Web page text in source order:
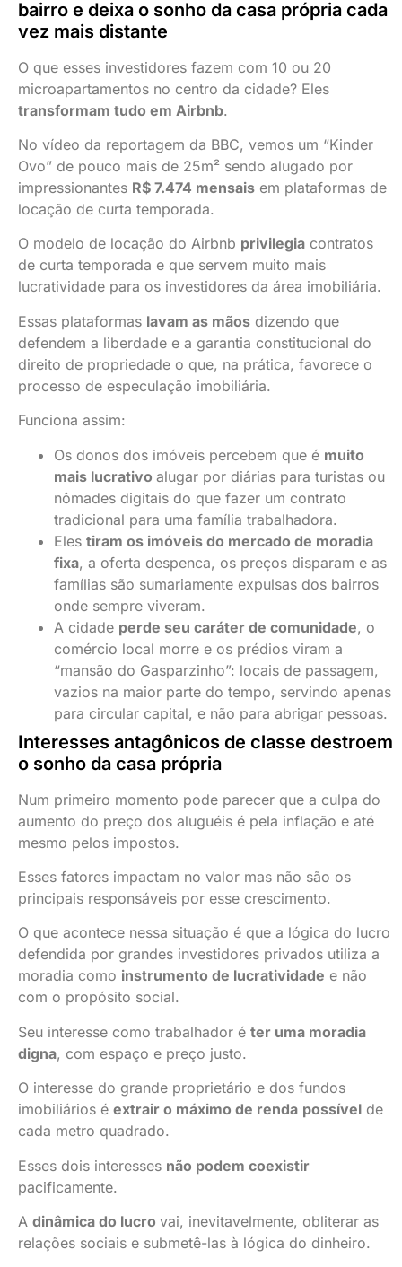
bairro e deixa o sonho da casa própria cada
vez mais distante
O que esses investidores fazem com 10 ou 20
microapartamentos no centro da cidade? Eles
transformam tudo em Airbnb.
No vídeo da reportagem da BBC, vemos um “Kinder
Ovo” de pouco mais de 25m² sendo alugado por
impressionantes R$ 7.474 mensais em plataformas de
locação de curta temporada.
O modelo de locação do Airbnb privilegia contratos
de curta temporada e que servem muito mais
lucratividade para os investidores da área imobiliária.
Essas plataformas lavam as mãos dizendo que
defendem a liberdade e a garantia constitucional do
direito de propriedade o que, na prática, favorece o
processo de especulação imobiliária.
Funciona assim:
Os donos dos imóveis percebem que é muito
mais lucrativo alugar por diárias para turistas ou
nômades digitais do que fazer um contrato
tradicional para uma família trabalhadora.
Eles tiram os imóveis do mercado de moradia
fixa, a oferta despenca, os preços disparam e as
famílias são sumariamente expulsas dos bairros
onde sempre viveram.
A cidade perde seu caráter de comunidade, o
comércio local morre e os prédios viram a
“mansão do Gasparzinho”: locais de passagem,
vazios na maior parte do tempo, servindo apenas
para circular capital, e não para abrigar pessoas.
Interesses antagônicos de classe destroem
o sonho da casa própria
Num primeiro momento pode parecer que a culpa do
aumento do preço dos aluguéis é pela inflação e até
mesmo pelos impostos.
Esses fatores impactam no valor mas não são os
principais responsáveis por esse crescimento.
O que acontece nessa situação é que a lógica do lucro
defendida por grandes investidores privados utiliza a
moradia como instrumento de lucratividade e não
com o propósito social.
Seu interesse como trabalhador é ter uma moradia
digna, com espaço e preço justo.
O interesse do grande proprietário e dos fundos
imobiliários é extrair o máximo de renda possível de
cada metro quadrado.
Esses dois interesses não podem coexistir
pacificamente.
A dinâmica do lucro vai, inevitavelmente, obliterar as
relações sociais e submetê-las à lógica do dinheiro.